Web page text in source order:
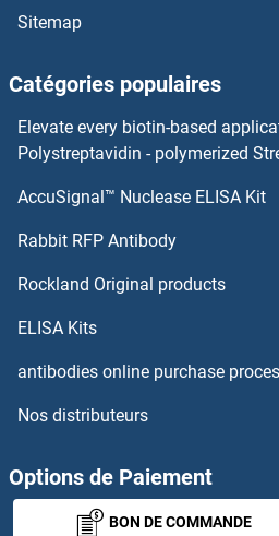
KCND3 Anticorps
KCND2 Anticorps
KCND1 Anticorps
KCNJ11 Anticorps
KCNJ13 Anticorps
KCNJ14 Anticorps
KCNJ15 Anticorps
Sitemap
Catégories populaires
Elevate every biotin-based
Polystreptavidin - polymerized
AccuSignal™ Nuclease ELISA Kit
Rabbit RFP Antibody
Rockland Original products
ELISA Kits
antibodies online purchase
Nos distributeurs
Options de Paiement
BON DE COMMANDE